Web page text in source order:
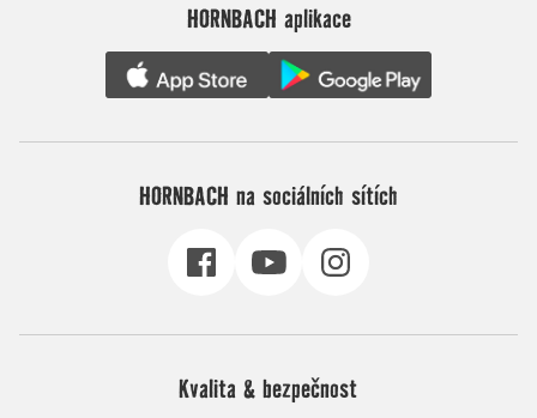
HORNBACH aplikace
HORNBACH na sociálních sítích
Kvalita & bezpečnost